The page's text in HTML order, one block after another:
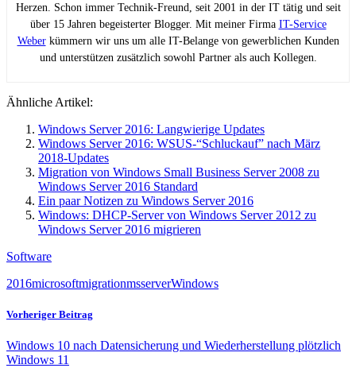
Herzen. Schon immer Technik-Freund, seit 2001 in der IT tätig und seit
über 15 Jahren begeisterter Blogger. Mit meiner Firma IT-Service
Weberkümmern wir uns um alle IT-Belange von gewerblichen Kunden
und unterstützen zusätzlich sowohl Partner als auch Kollegen.
Ähnliche Artikel:
Windows Server 2016: Langwierige Updates
Windows Server 2016: WSUS-“Schluckauf” nach März
2018-Updates
Migration von Windows Small Business Server 2008 zu
Windows Server 2016 Standard
Ein paar Notizen zu Windows Server 2016
Windows: DHCP-Server von Windows Server 2012 zu
Windows Server 2016 migrieren
Software
2016microsoftmigrationmsserverWindows
Vorheriger Beitrag
Windows 10 nach Datensicherung und Wiederherstellung plötzlich
Windows 11